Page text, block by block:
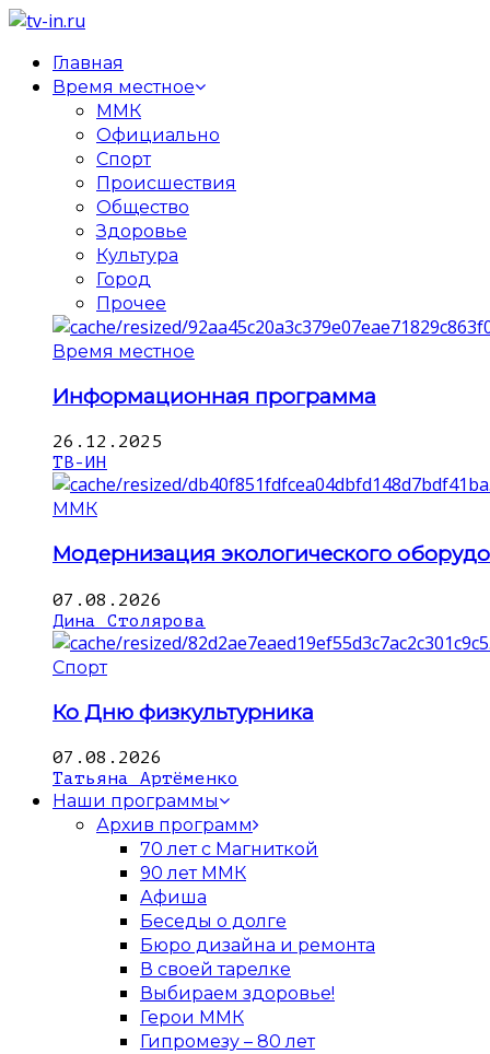
Главная
Время местное
ММК
Официально
Спорт
Происшествия
Общество
Здоровье
Культура
Город
Прочее
Время местное
Информационная программа
26.12.2025
ТВ-ИН
ММК
Модернизация экологического
07.08.2026
Дина Столярова
Спорт
Ко Дню физкультурника
07.08.2026
Татьяна Артёменко
Наши программы
Архив программ
70 лет с Магниткой
90 лет ММК
Афиша
Беседы о долге
Бюро дизайна и ремонта
В своей тарелке
Выбираем здоровье!
Герои ММК
Гипромезу – 80 лет